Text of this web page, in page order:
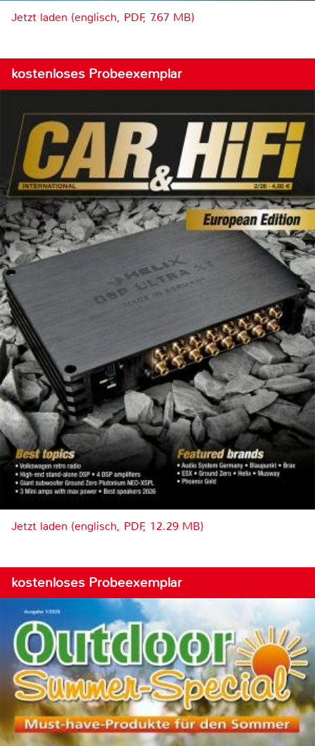
Jetzt laden (englisch, PDF, 7.67 MB)
kostenloses Probeexemplar
Jetzt laden (englisch, PDF, 12.29 MB)
kostenloses Probeexemplar